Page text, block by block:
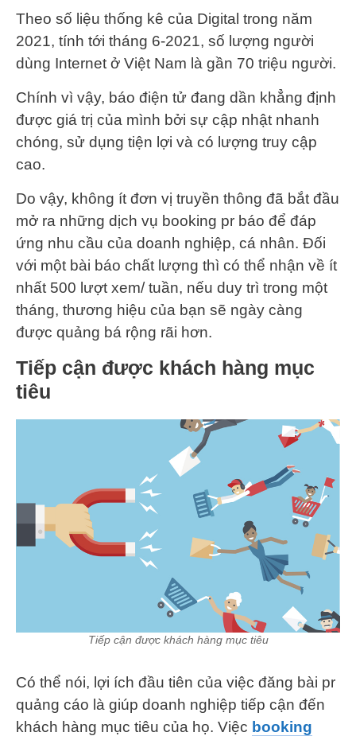
Theo số liệu thống kê của Digital trong năm
2021, tính tới tháng 6-2021, số lượng người
dùng Internet ở Việt Nam là gần 70 triệu người.
Chính vì vậy, báo điện tử đang dần khẳng định
được giá trị của mình bởi sự cập nhật nhanh
chóng, sử dụng tiện lợi và có lượng truy cập
cao.
Do vậy, không ít đơn vị truyền thông đã bắt đầu
mở ra những dịch vụ booking pr báo để đáp
ứng nhu cầu của doanh nghiệp, cá nhân. Đối
với một bài báo chất lượng thì có thể nhận về ít
nhất 500 lượt xem/ tuần, nếu duy trì trong một
tháng, thương hiệu của bạn sẽ ngày càng
được quảng bá rộng rãi hơn.
Tiếp cận được khách hàng mục
tiêu
Tiếp cận được khách hàng mục tiêu
Có thể nói, lợi ích đầu tiên của việc đăng bài pr
quảng cáo là giúp doanh nghiệp tiếp cận đến
khách hàng mục tiêu của họ. Việc booking